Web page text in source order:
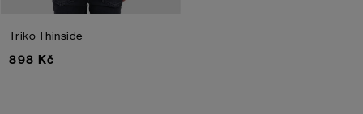
Triko Thinside
898 Kč